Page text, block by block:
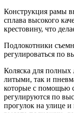
Конструкция рамы
сплава высокого
крестовину, что
Подлокотники
регулироваться по
Коляска для полных
литыми, так и
которые с помощью
регулируются по
прогулок на улице